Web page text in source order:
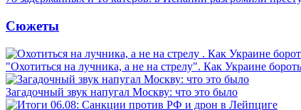
Сюжеты
"Охотиться на лучника, а не на стрелу". Как Украине
Загадочный звук напугал Москву: что это было